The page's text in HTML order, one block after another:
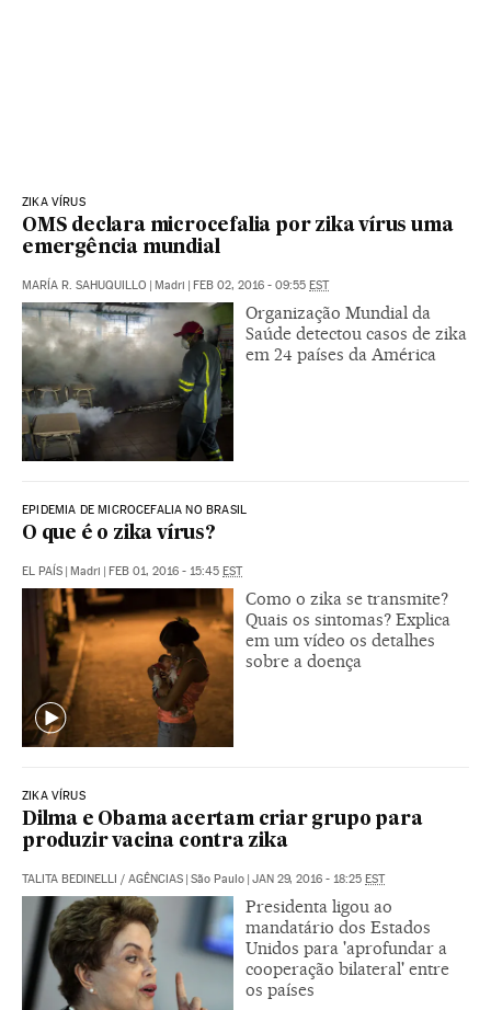
ZIKA VÍRUS
OMS declara microcefalia por zika vírus uma
emergência mundial
MARÍA R. SAHUQUILLO | Madri | FEB 02, 2016 - 09:55 EST
Organização Mundial da
Saúde detectou casos de zika
em 24 países da América
EPIDEMIA DE MICROCEFALIA NO BRASIL
O que é o zika vírus?
EL PAÍS | Madri | FEB 01, 2016 - 15:45 EST
Como o zika se transmite?
Quais os sintomas? Explica
em um vídeo os detalhes
sobre a doença
ZIKA VÍRUS
Dilma e Obama acertam criar grupo para
produzir vacina contra zika
TALITA BEDINELLI / AGÊNCIAS | São Paulo | JAN 29, 2016 - 18:25 EST
Presidenta ligou ao
mandatário dos Estados
Unidos para 'aprofundar a
cooperação bilateral' entre
os países